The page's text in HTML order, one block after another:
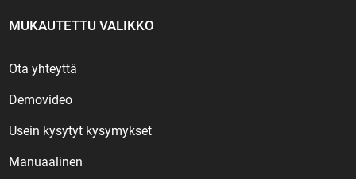
MUKAUTETTU VALIKKO
Ota yhteyttä
Demovideo
Usein kysytyt kysymykset
Manuaalinen